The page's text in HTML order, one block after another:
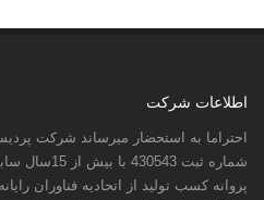
اطلاعات شرکت
احتراما به استحضار میرساند شرکت
شماره ثبت
پروانه کسب تولید از اتحادیه فناوران